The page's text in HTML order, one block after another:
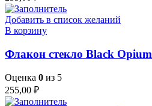
Добавить в список желаний
В корзину
Флакон стекло Black Opium
Оценка 0 из 5
255,00 ₽